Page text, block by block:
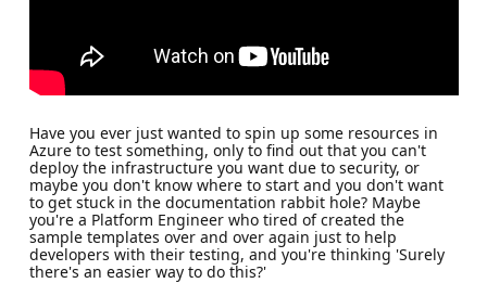
Have you ever just wanted to spin up some resources in
Azure to test something, only to find out that you can't
deploy the infrastructure you want due to security, or
maybe you don't know where to start and you don't want
to get stuck in the documentation rabbit hole? Maybe
you're a Platform Engineer who tired of created the
sample templates over and over again just to help
developers with their testing, and you're thinking 'Surely
there's an easier way to do this?'